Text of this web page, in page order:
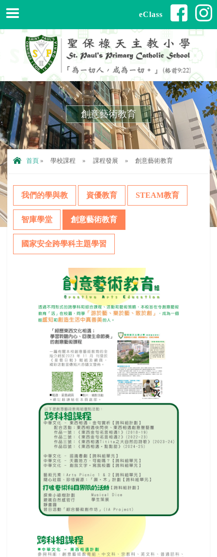
eClass
創意藝術教育
首頁 » 學校課程 » 課程發展 » 創意藝術教育
我們的學與教 資優教育 STEAM教育
智庫學堂 創意藝術教育
國家安全跨學科主題學習